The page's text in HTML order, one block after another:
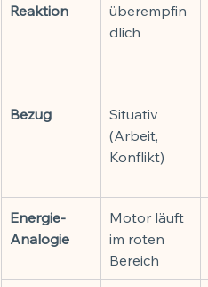
Reaktion
überempfin
dlich
Bezug
Situativ
(Arbeit,
Konflikt)
Energie-
Analogie
Motor läuft
im roten
Bereich